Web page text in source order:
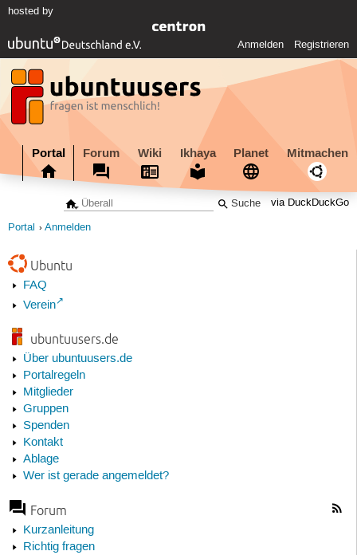
hosted by
Anmelden Registrieren
Portal Forum Wiki Ikhaya Planet Mitmachen
via DuckDuckGo
Portal Anmelden
Ubuntu
FAQ
Verein
ubuntuusers.de
Über ubuntuusers.de
Portalregeln
Mitglieder
Gruppen
Spenden
Kontakt
Ablage
Wer ist gerade angemeldet?
Forum
Kurzanleitung
Richtig fragen